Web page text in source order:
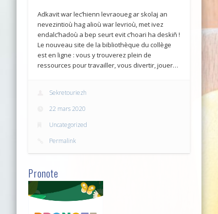
Adkavit war lec’hienn levraoueg ar skolaj an
nevezintioù hag alioù war levrioù, met ivez
endalc’hadoù a bep seurt evit c’hoari ha deskiñ !
Le nouveau site de la bibliothèque du collège
est en ligne : vous y trouverez plein de
ressources pour travailler, vous divertir, jouer…
Sekretouriezh
22 mars 2020
Uncategorized
Permalink
Pronote